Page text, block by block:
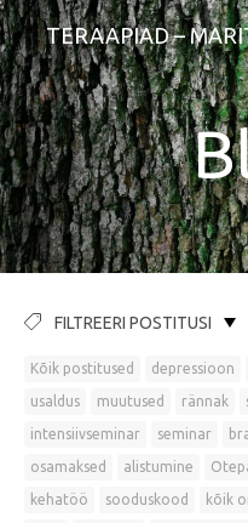
TERAAPIAD –
FILTREERI POSTITUSI
Kõik postitused depressioon
usaldus muutused rännak
intensiivseminar seminar
osamaksed alistumine
kehatöö sooduskood kõik